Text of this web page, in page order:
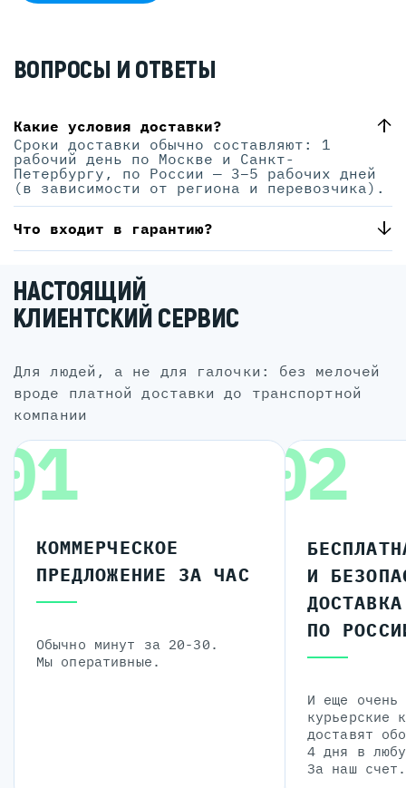
ВОПРОСЫ И ОТВЕТЫ
Какие условия доставки?
Сроки доставки обычно составляют: 1
рабочий день по Москве и Санкт-
Петербургу, по России — 3–5 рабочих дней
(в зависимости от региона и перевозчика).
Что входит в гарантию?
НАСТОЯЩИЙ
КЛИЕНТСКИЙ СЕРВИС
для людей, а не для галочки: без мелочей
вроде платной доставки до транспортной
компании
КОММЕРЧЕСКОЕ
ПРЕДЛОЖЕНИЕ ЗА ЧАС
Обычно минут за 20-30.
Мы оперативные.
02
И
ДОСТАВКА
ПО
И еще очень
курьерские
доставят
4 дня в
За наш счет.